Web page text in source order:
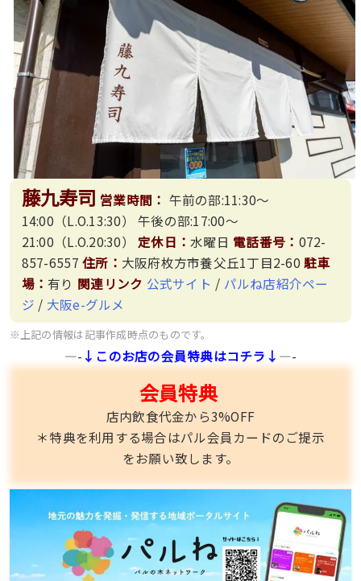
藤九寿司 営業時間： 午前の部:11:30〜
14:00（L.O.13:30） 午後の部:17:00〜
21:00（L.O.20:30） 定休日：水曜日 電話番号： 072-
857-6557住所： 大阪府枚方市養父丘1丁目2-60駐車
場： 有り 関連リンク 公式サイト / パルね店紹介ペー
ジ / 大阪e-グルメ
※上記の情報は記事作成時点のものです。
—- ↓このお店の会員特典はコチラ↓ —-
会員特典
店内飲食代金から3%OFF
＊特典を利用する場合はパル会員カードのご提示
をお願い致します。